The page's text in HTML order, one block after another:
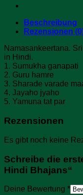
Beschreibung
Rezensionen
Namasankeertana.
in Hindi.
1. Sumukha ganapati
2. Guru hamre
3. Sharade varade
4. Jayaho jyaho
5. Yamuna tat par
Rezensionen
Es gibt noch keine
Schreibe die
Hindi Bhajans“
Deine Bewertung *